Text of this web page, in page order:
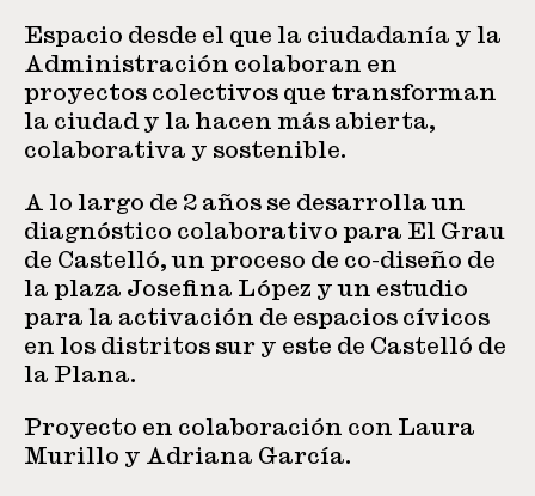
Espacio desde el que la ciudadanía y la
Administración colaboran en
proyectos colectivos que transforman
la ciudad y la hacen más abierta,
colaborativa y sostenible.
A lo largo de 2 años se desarrolla un
diagnóstico colaborativo para El Grau
de Castelló, un proceso de co-diseño de
la plaza Josefina López y un estudio
para la activación de espacios cívicos
en los distritos sur y este de Castelló de
la Plana.
Proyecto en colaboración con Laura
Murillo y Adriana García.